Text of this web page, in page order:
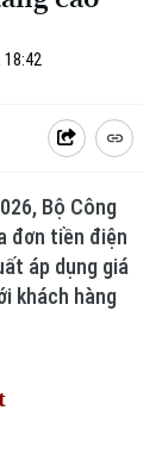
Bộ Công
đơn tiền điện
áp dụng giá
khách hàng